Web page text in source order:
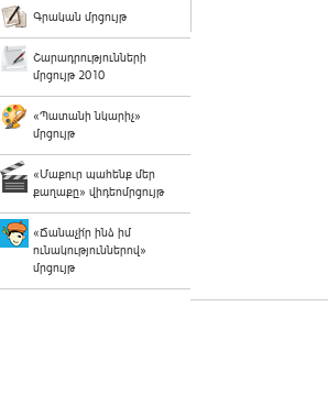
Գրական մրցույթ
Շարադրությունների
մրցույթ 2010
«Պատանի նկարիչ»
մրցույթ
«Մաքուր պահենք մեր
քաղաքը» վիդեոմրցույթ
«Ճանաչի՛ր ինձ իմ
ունակություններով»
մրցույթ